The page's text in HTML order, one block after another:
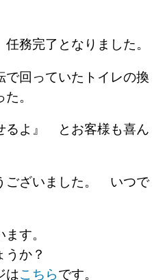
務完了となりました。
で回っていたトイレの換
。
るよ』 とお客様も喜ん
ございました。 いつで
す。
うか？
はこちらです。